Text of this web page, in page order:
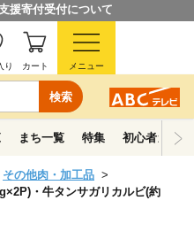
援寄付受付について
検索
り カート メニュー
まち一覧 特集 初心者ガイド
その他肉・加工品
・牛タンサガリカルビ(約